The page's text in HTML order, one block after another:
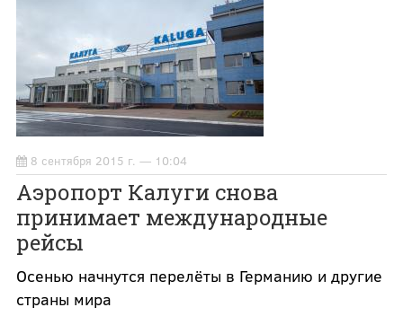
8 сентября 2015 г. — 10:04
Аэропорт Калуги снова
принимает международные
рейсы
Осенью начнутся перелёты в Германию и другие
страны мира